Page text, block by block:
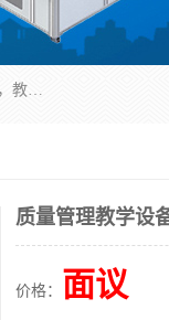
京创智业产品涵盖了多个领域，主要产品包括：工业4.0生产线解决方案，智慧物流综合实训室，教学设备与实验室建设，虚拟仿真实验室等。公司将秉持“创新、执着、诚信、共赢”的理念，以“将服务当作使命”为核心价值观，致力于为客户创造价值，与客户、合作伙伴和员工共同成长。
质量管理教学设
价格： 面议